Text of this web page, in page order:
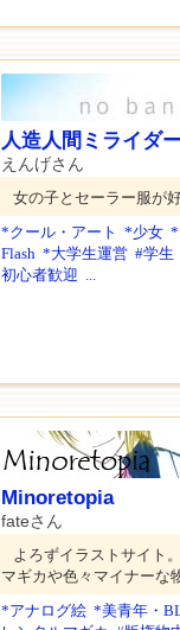
人造人間ミライダ
えんげさん
女の子とセーラー服が
*クール・アート *少女 *
Flash *大学生運営 #学生
初心者歓迎 ...
Minoretopia
fateさん
よろずイラストサイト
マギカや色々マイナーな
*アナログ絵 *美青年・